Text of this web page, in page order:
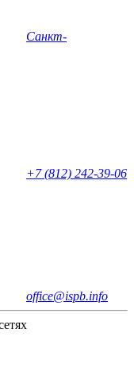
Санкт-
+7 (812) 242-39-06
office@ispb.info